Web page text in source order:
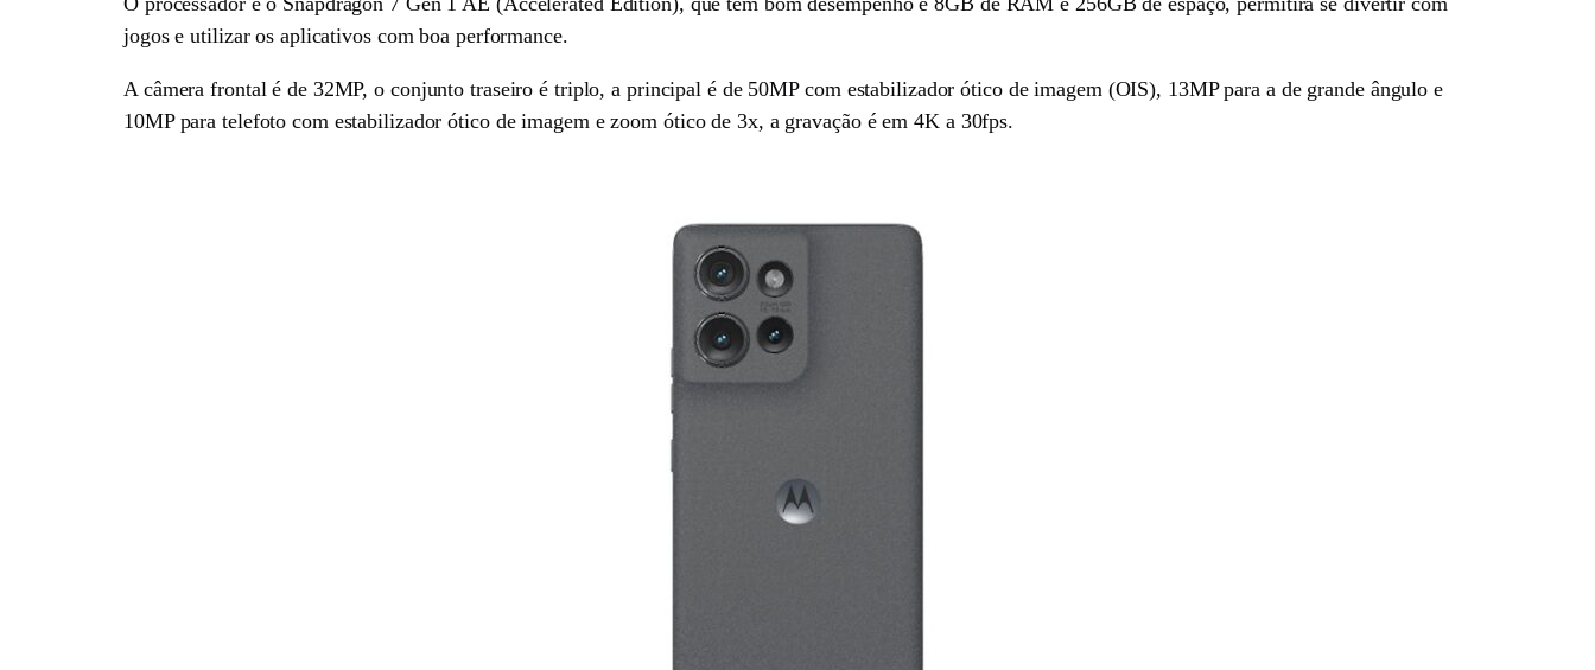
jogos e utilizar os aplicativos com boa performance.
A câmera frontal é de 32MP, o conjunto traseiro é triplo, a principal é de 50MP com estabilizador ótico de imagem (OIS), 13MP para a de grande ângulo e
10MP para telefoto com estabilizador ótico de imagem e zoom ótico de 3x, a gravação é em 4K a 30fps.